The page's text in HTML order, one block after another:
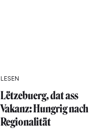
LESEN
Lëtzebuerg, dat ass
Vakanz: Hungrig nach
Regionalität